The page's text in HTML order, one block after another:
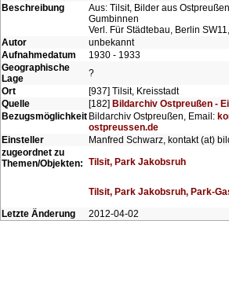
Beschreibung
Aus: Tilsit, Bilder aus
Gumbinnen
Verl. Für Städtebau, Berlin
Autor
unbekannt
Aufnahmedatum
1930 - 1933
Geographische
Lage
?
Ort
[937] Tilsit, Kreisstadt
Quelle
[182] Bildarchiv Ostpreußen -
Bezugsmöglichkeit Bildarchiv Ostpreußen, Email:
ostpreussen.de
Einsteller
Manfred Schwarz, kontakt (at)
zugeordnet zu
Themen/Objekten: Tilsit, Park Jakobsruh
Tilsit, Park Jakobsruh, Park-
Letzte Änderung
2012-04-02